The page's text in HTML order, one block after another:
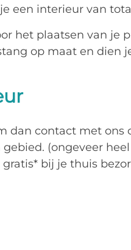
een interieur van
het plaatsen van je
op maat en dien
dan contact met ons
(ongeveer
bij je thuis